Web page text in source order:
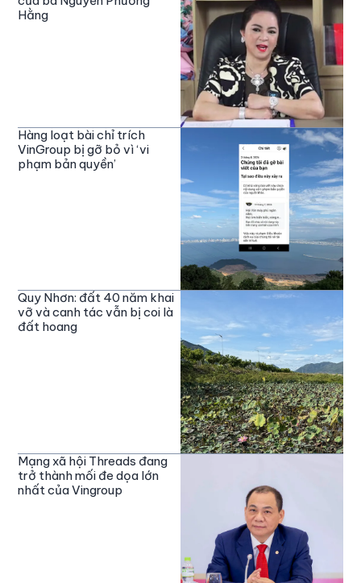
Hằng
Hàng loạt bài chỉ trích
VinGroup bị gỡ bỏ vì ‘vi
phạm bản quyền’
Quy Nhơn: đất 40 năm khai
vỡ và canh tác vẫn bị coi là
đất hoang
Mạng xã hội Threads đang
trở thành mối đe dọa lớn
nhất của Vingroup